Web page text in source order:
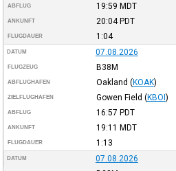
ABFLUG 19:59 MDT
ANKUNFT 20:04PDT
FLUGDAUER 1:04
DATUM 07.08.2026
FLUGZEUG B38M
ABFLUGHAFEN Oakland (KOAK)
ZIELFLUGHAFEN Gowen Field (KBOI)
ABFLUG 16:57 PDT
ANKUNFT 19:11 MDT
FLUGDAUER 1:13
DATUM 07.08.2026